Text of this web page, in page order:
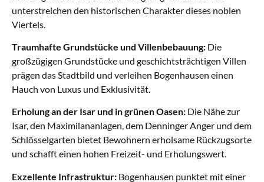
unterstreichen den historischen Charakter dieses noblen
Viertels.
Traumhafte Grundstücke und Villenbebauung: Die
großzügigen Grundstücke und geschichtsträchtigen Villen
prägen das Stadtbild und verleihen Bogenhausen einen
Hauch von Luxus und Exklusivität.
Erholung an der Isar und in grünen Oasen: Die Nähe zur
Isar, den Maximilananlagen, dem Denninger Anger und dem
Schlösselgarten bietet Bewohnern erholsame Rückzugsorte
und schafft einen hohen Freizeit- und Erholungswert.
Exzellente Infrastruktur: Bogenhausen punktet mit einer